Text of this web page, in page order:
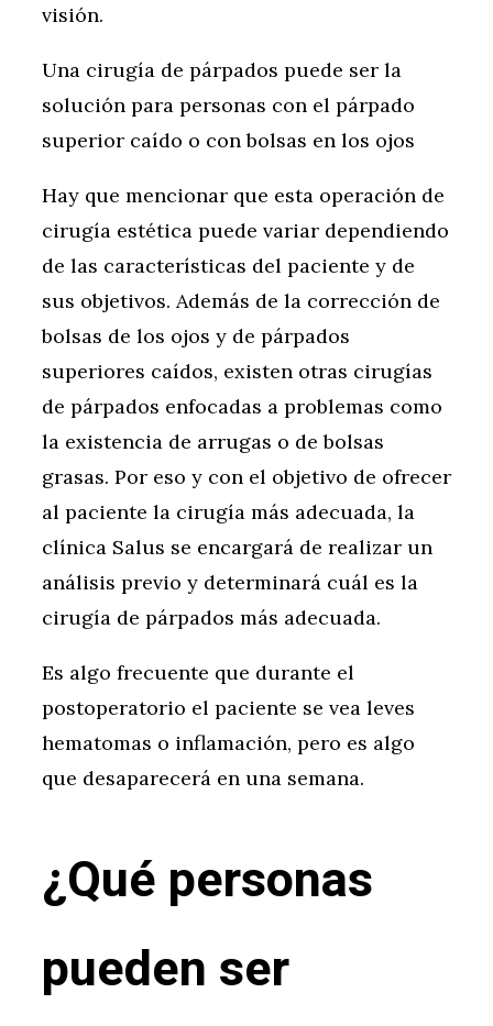
visión.
Una cirugía de párpados puede ser la
solución para personas con el párpado
superior caído o con bolsas en los ojos
Hay que mencionar que esta operación de
cirugía estética puede variar dependiendo
de las características del paciente y de
sus objetivos. Además de la corrección de
bolsas de los ojos y de párpados
superiores caídos, existen otras cirugías
de párpados enfocadas a problemas como
la existencia de arrugas o de bolsas
grasas. Por eso y con el objetivo de ofrecer
al paciente la cirugía más adecuada, la
clínica Salus se encargará de realizar un
análisis previo y determinará cuál es la
cirugía de párpados más adecuada.
Es algo frecuente que durante el
postoperatorio el paciente se vea leves
hematomas o inflamación, pero es algo
que desaparecerá en una semana.
¿Qué personas
pueden ser